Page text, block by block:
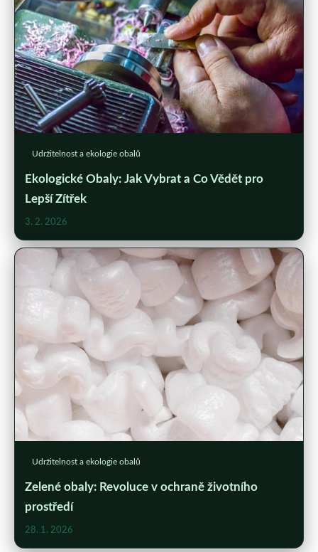
Udržitelnost a ekologie obalů
Ekologické Obaly: Jak Vybrat a Co Vědět pro
Lepší Zítřek
3. 2. 2026
Udržitelnost a ekologie obalů
Zelené obaly: Revoluce v ochraně životního
prostředí
28. 1. 2026